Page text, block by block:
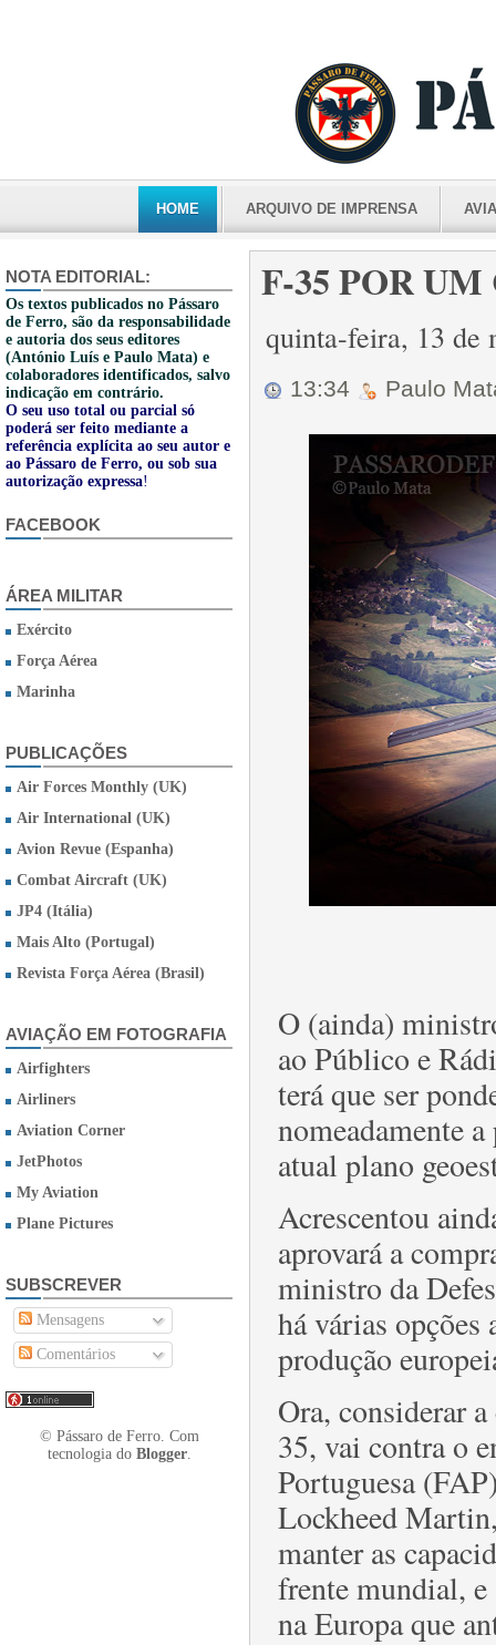
HOME ARQUIVO DE IMPRENSA
NOTA EDITORIAL:
Os textos publicados no Pássaro
de Ferro, são da responsabilidade
e autoria dos seus editores
(António Luís e Paulo Mata) e
colaboradores identificados, salvo
indicação em contrário.
O seu uso total ou parcial só
poderá ser feito mediante a
referência explícita ao seu autor e
ao Pássaro de Ferro, ou sob sua
autorização expressa!
FACEBOOK
ÁREA MILITAR
Exército
Força Aérea
Marinha
PUBLICAÇÕES
Air Forces Monthly (UK)
Air International (UK)
Avion Revue (Espanha)
Combat Aircraft (UK)
JP4 (Itália)
Mais Alto (Portugal)
Revista Força Aérea (Brasil)
AVIAÇÃO EM FOTOGRAFIA
Airfighters
Airliners
Aviation Corner
JetPhotos
My Aviation
Plane Pictures
SUBSCREVER
Mensagens
Comentários
© Pássaro de Ferro. Com
tecnologia do Blogger.
F-35 POR UM
quinta-feira, 13 de
13:34 Paulo
O (ainda)
ao Público e
terá que ser
nomeadamente
atual plano
Acrescentou
aprovará a
ministro da
há várias opções
produção
Ora, considerar
35, vai contra o
Portuguesa
Lockheed
manter as
frente mundial,
na Europa que